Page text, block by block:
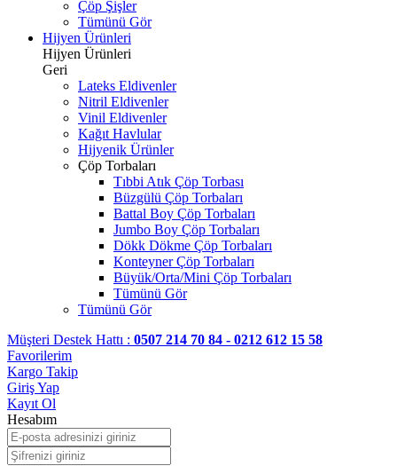
Çöp Şişler
Tümünü Gör
Hijyen Ürünleri
Hijyen Ürünleri
Geri
Lateks Eldivenler
Nitril Eldivenler
Vinil Eldivenler
Kağıt Havlular
Hijyenik Ürünler
Çöp Torbaları
Tıbbi Atık Çöp Torbası
Büzgülü Çöp Torbaları
Battal Boy Çöp Torbaları
Jumbo Boy Çöp Torbaları
Dökk Dökme Çöp Torbaları
Konteyner Çöp Torbaları
Büyük/Orta/Mini Çöp Torbaları
Tümünü Gör
Tümünü Gör
Müşteri Destek Hattı : 0507 214 70 84 - 0212 612 15 58
Favorilerim
Kargo Takip
Giriş Yap
Kayıt Ol
Hesabım